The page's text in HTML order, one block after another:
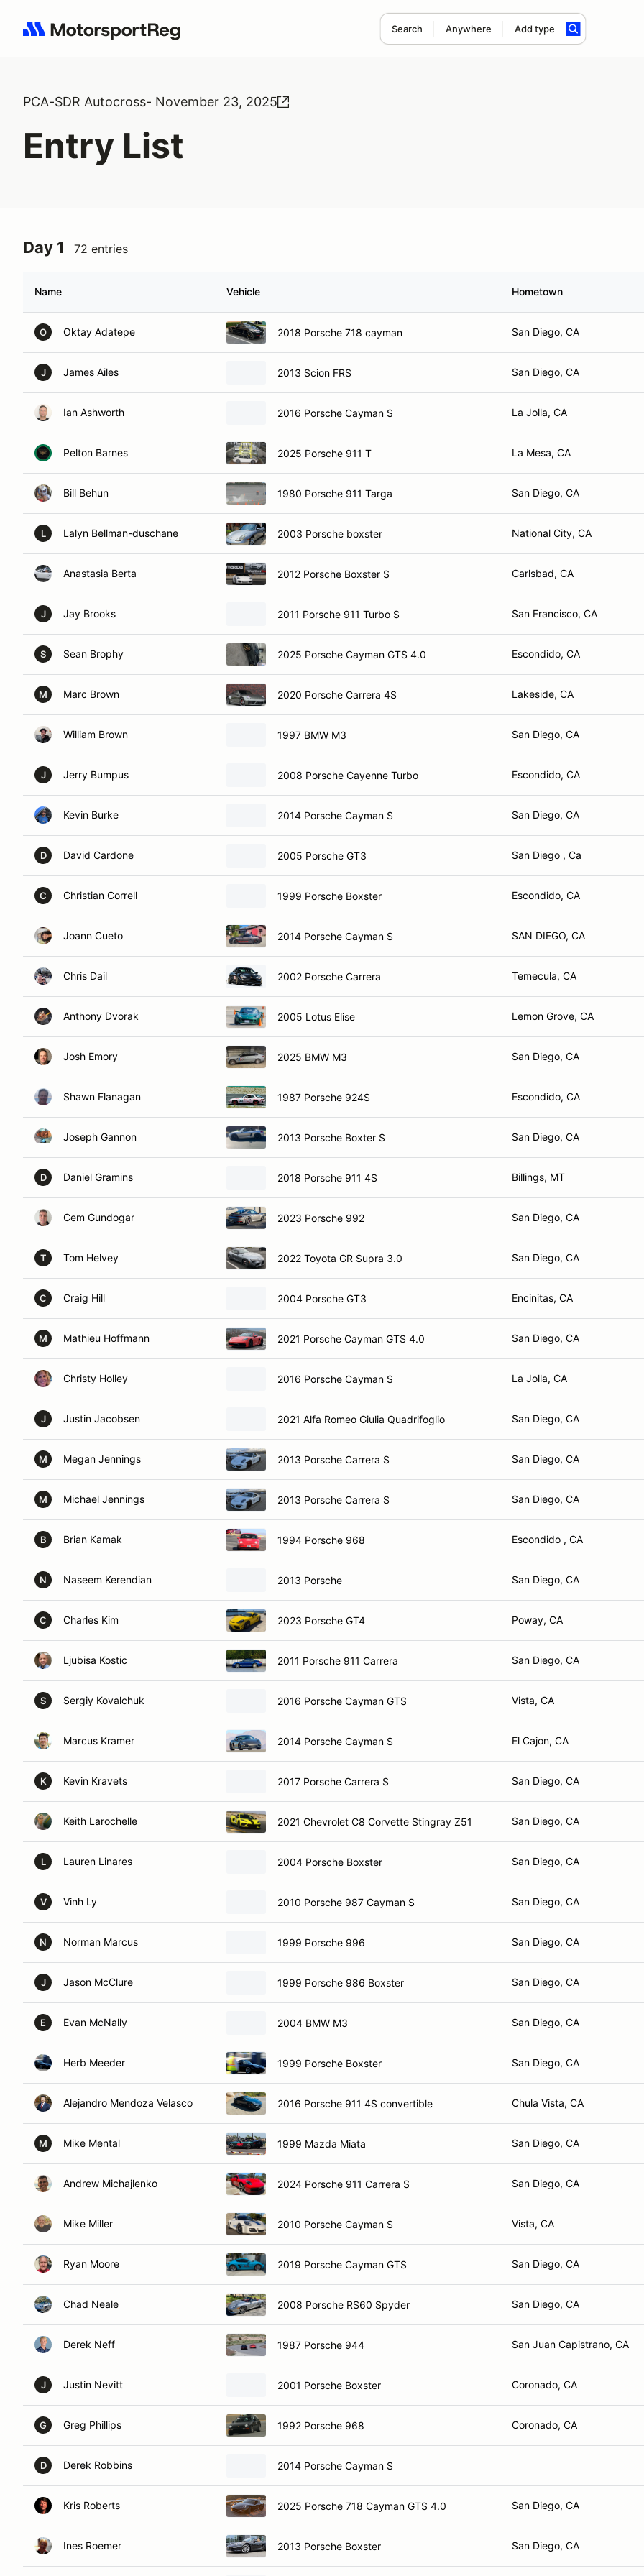
Search Anywhere Add type
Search results: No search term
PCA-SDR Autocross- November 23, 2025
Entry List
Day 1 72 entries
Name Vehicle Hometown
O Oktay Adatepe 2018 Porsche 718 cayman San Diego, CA
J James Ailes 2013 Scion FRS San Diego, CA
Ian Ashworth 2016 Porsche Cayman S La Jolla, CA
Pelton Barnes 2025 Porsche 911 T La Mesa, CA
Bill Behun 1980 Porsche 911 Targa San Diego, CA
L Lalyn Bellman-duschane 2003 Porsche boxster National City, CA
Anastasia Berta 2012 Porsche Boxster S Carlsbad, CA
J Jay Brooks 2011 Porsche 911 Turbo S San Francisco, CA
S Sean Brophy 2025 Porsche Cayman GTS 4.0 Escondido, CA
M Marc Brown 2020 Porsche Carrera 4S Lakeside, CA
William Brown 1997 BMW M3 San Diego, CA
J Jerry Bumpus 2008 Porsche Cayenne Turbo Escondido, CA
Kevin Burke 2014 Porsche Cayman S San Diego, CA
D David Cardone 2005 Porsche GT3 San Diego , Ca
C Christian Correll 1999 Porsche Boxster Escondido, CA
Joann Cueto 2014 Porsche Cayman S SAN DIEGO, CA
Chris Dail 2002 Porsche Carrera Temecula, CA
Anthony Dvorak 2005 Lotus Elise Lemon Grove, CA
Josh Emory 2025 BMW M3 San Diego, CA
Shawn Flanagan 1987 Porsche 924S Escondido, CA
Joseph Gannon 2013 Porsche Boxter S San Diego, CA
D Daniel Gramins 2018 Porsche 911 4S Billings, MT
Cem Gundogar 2023 Porsche 992 San Diego, CA
T Tom Helvey 2022 Toyota GR Supra 3.0 San Diego, CA
C Craig Hill 2004 Porsche GT3 Encinitas, CA
M Mathieu Hoffmann 2021 Porsche Cayman GTS 4.0 San Diego, CA
Christy Holley 2016 Porsche Cayman S La Jolla, CA
J Justin Jacobsen 2021 Alfa Romeo Giulia Quadrifoglio San Diego, CA
M Megan Jennings 2013 Porsche Carrera S San Diego, CA
M Michael Jennings 2013 Porsche Carrera S San Diego, CA
B Brian Kamak 1994 Porsche 968 Escondido , CA
N Naseem Kerendian 2013 Porsche San Diego, CA
C Charles Kim 2023 Porsche GT4 Poway, CA
Ljubisa Kostic 2011 Porsche 911 Carrera San Diego, CA
S Sergiy Kovalchuk 2016 Porsche Cayman GTS Vista, CA
Marcus Kramer 2014 Porsche Cayman S El Cajon, CA
K Kevin Kravets 2017 Porsche Carrera S San Diego, CA
Keith Larochelle 2021 Chevrolet C8 Corvette Stingray Z51 San Diego, CA
L Lauren Linares 2004 Porsche Boxster San Diego, CA
V Vinh Ly 2010 Porsche 987 Cayman S San Diego, CA
N Norman Marcus 1999 Porsche 996 San Diego, CA
J Jason McClure 1999 Porsche 986 Boxster San Diego, CA
E Evan McNally 2004 BMW M3 San Diego, CA
Herb Meeder 1999 Porsche Boxster San Diego, CA
Alejandro Mendoza Velasco 2016 Porsche 911 4S convertible Chula Vista, CA
M Mike Mental 1999 Mazda Miata San Diego, CA
Andrew Michajlenko 2024 Porsche 911 Carrera S San Diego, CA
Mike Miller 2010 Porsche Cayman S Vista, CA
Ryan Moore 2019 Porsche Cayman GTS San Diego, CA
Chad Neale 2008 Porsche RS60 Spyder San Diego, CA
Derek Neff 1987 Porsche 944 San Juan Capistrano, CA
J Justin Nevitt 2001 Porsche Boxster Coronado, CA
G Greg Phillips 1992 Porsche 968 Coronado, CA
D Derek Robbins 2014 Porsche Cayman S
Kris Roberts 2025 Porsche 718 Cayman GTS 4.0 San Diego, CA
Ines Roemer 2013 Porsche Boxster San Diego, CA